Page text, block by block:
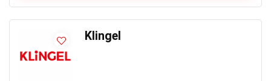
Klingel